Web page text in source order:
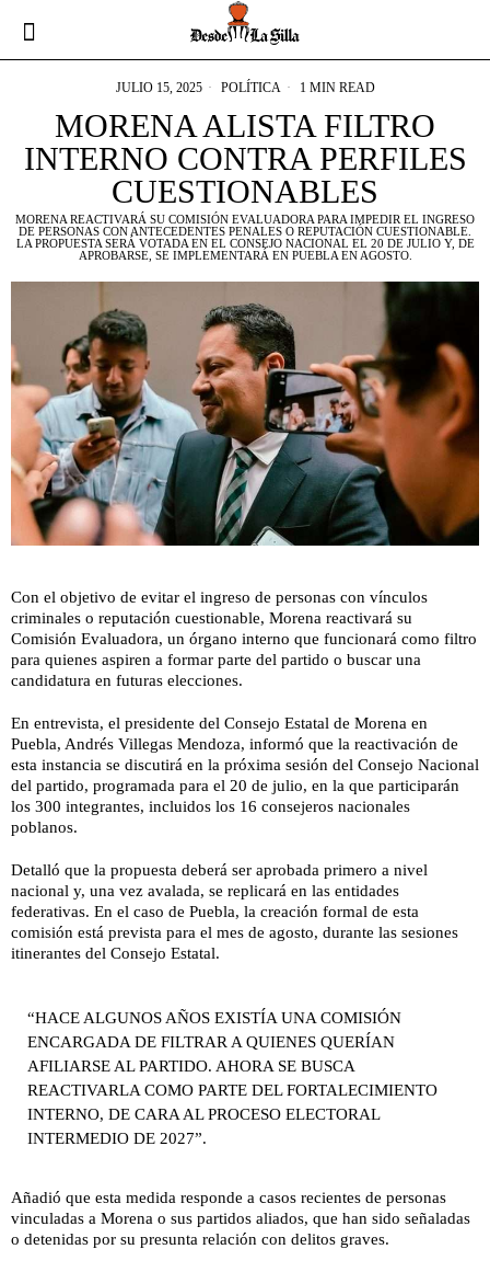
JULIO 15, 2025 POLÍTICA 1 MIN READ
MORENA ALISTA FILTRO
INTERNO CONTRA PERFILES
CUESTIONABLES
MORENA REACTIVARÁ SU COMISIÓN EVALUADORA PARA IMPEDIR EL INGRESO
DE PERSONAS CON ANTECEDENTES PENALES O REPUTACIÓN CUESTIONABLE.
LA PROPUESTA SERÁ VOTADA EN EL CONSEJO NACIONAL EL 20 DE JULIO Y, DE
APROBARSE, SE IMPLEMENTARÁ EN PUEBLA EN AGOSTO.
Con el objetivo de evitar el ingreso de personas con vínculos
criminales o reputación cuestionable, Morena reactivará su
Comisión Evaluadora, un órgano interno que funcionará como filtro
para quienes aspiren a formar parte del partido o buscar una
candidatura en futuras elecciones.
En entrevista, el presidente del Consejo Estatal de Morena en
Puebla, Andrés Villegas Mendoza, informó que la reactivación de
esta instancia se discutirá en la próxima sesión del Consejo Nacional
del partido, programada para el 20 de julio, en la que participarán
los 300 integrantes, incluidos los 16 consejeros nacionales
poblanos.
Detalló que la propuesta deberá ser aprobada primero a nivel
nacional y, una vez avalada, se replicará en las entidades
federativas. En el caso de Puebla, la creación formal de esta
comisión está prevista para el mes de agosto, durante las sesiones
itinerantes del Consejo Estatal.
“HACE ALGUNOS AÑOS EXISTÍA UNA COMISIÓN
ENCARGADA DE FILTRAR A QUIENES QUERÍAN
AFILIARSE AL PARTIDO. AHORA SE BUSCA
REACTIVARLA COMO PARTE DEL FORTALECIMIENTO
INTERNO, DE CARA AL PROCESO ELECTORAL
INTERMEDIO DE 2027”.
Añadió que esta medida responde a casos recientes de personas
vinculadas a Morena o sus partidos aliados, que han sido señaladas
o detenidas por su presunta relación con delitos graves.